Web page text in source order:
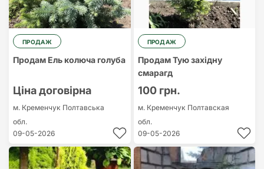
ПРОДАЖ
Продам Ель колюча голуба
Ціна договірна
м. Кременчук Полтавська
обл.
09-05-2026
ПРОДАЖ
Продам Тую західну
смарагд
100 грн.
м. Кременчук Полтавская
обл.
09-05-2026